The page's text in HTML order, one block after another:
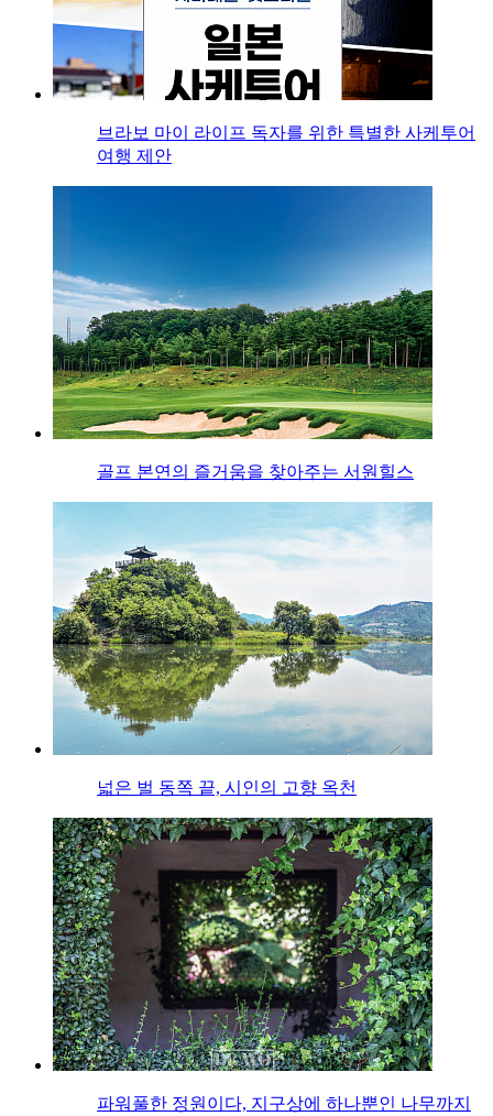
브라보 마이 라이프 독자를 위한 특별한 사케투어
여행 제안
골프 본연의 즐거움을 찾아주는 서원힐스
넓은 벌 동쪽 끝, 시인의 고향 옥천
파워풀한 정원이다, 지구상에 하나뿐인 나무까지